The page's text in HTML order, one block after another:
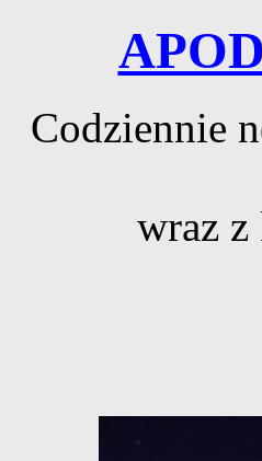
Codziennie
wraz z